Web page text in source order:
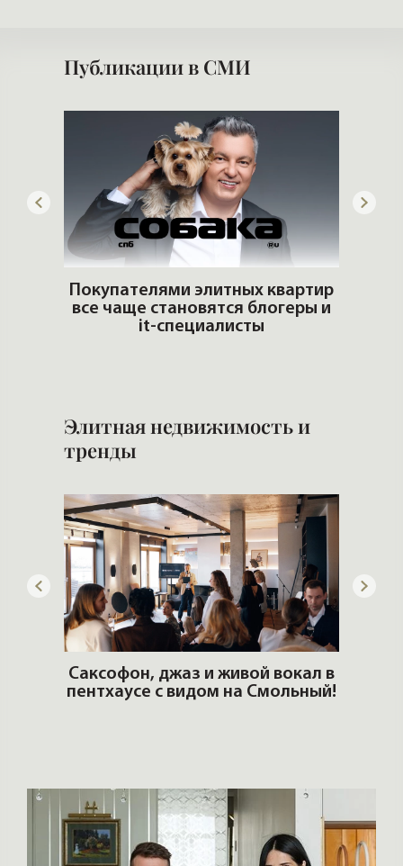
Публикации в СМИ
Покупателями элитных квартир
все чаще становятся блогеры и
it-специалисты
Элитная недвижимость и
тренды
Саксофон, джаз и живой вокал в
пентхаусе с видом на Смольный!